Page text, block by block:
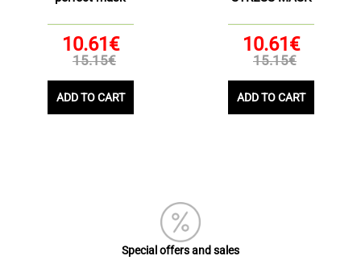
10.61€
15.15€
ADD TO CART
10.61€
15.15€
ADD TO CART
Special offers and sales